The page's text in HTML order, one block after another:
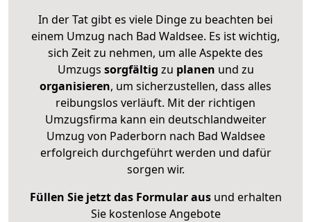
In der Tat gibt es viele Dinge zu beachten bei
einem Umzug nach Bad Waldsee. Es ist wichtig,
sich Zeit zu nehmen, um alle Aspekte des
Umzugs sorgfältig zu planen und zu
organisieren, um sicherzustellen, dass alles
reibungslos verläuft. Mit der richtigen
Umzugsfirma kann ein deutschlandweiter
Umzug von Paderborn nach Bad Waldsee
erfolgreich durchgeführt werden und dafür
sorgen wir.
Füllen Sie jetzt das Formular ausund erhalten
Sie kostenlose Angebote